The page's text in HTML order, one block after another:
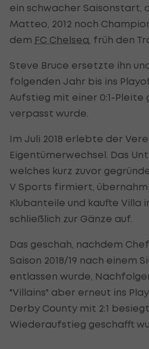
ein schwacher Saisonstart,
Matteo, 2012 noch
dem FC Chelsea , früh den
Steve Bruce ersetzte ihn
folgenden Jahr bis ins
Aufstieg mit einer 0:1-Pleite
verpasst wurde.
Im Juli 2018 erlebte der
Eigentümerwechsel. Das
welches kurz zuvor
V Sports firmiert,
Klubanteile und kaufte Villa
schließlich zur Gänze auf.
Das geschah, nachdem
Saison 2018/19 nach einem
entlassen wurde,
"Villains" aber erneut ins
Derby County mit 2:1
Wiederaufstieg geschafft